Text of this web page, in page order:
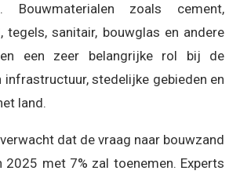
Bouwmaterialen zoals cement,
tegels, sanitair, bouwglas en andere
een zeer belangrijke rol bij de
infrastructuur, stedelijke gebieden en
land.
dat de vraag naar bouwzand
2025 met 7% zal toenemen. Experts